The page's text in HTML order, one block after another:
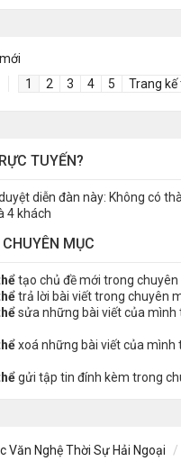
1 2 3 4 5 Trang kế
TUYẾN?
diễn đàn này: Không có
4 khách
MỤC
tạo chủ đề mới trong chuyên
trả lời bài viết trong chuyên
sửa những bài viết của mình
xoá những bài viết của mình
gửi tập tin đính kèm trong
Văn Nghệ Thời Sự Hải Ngoại